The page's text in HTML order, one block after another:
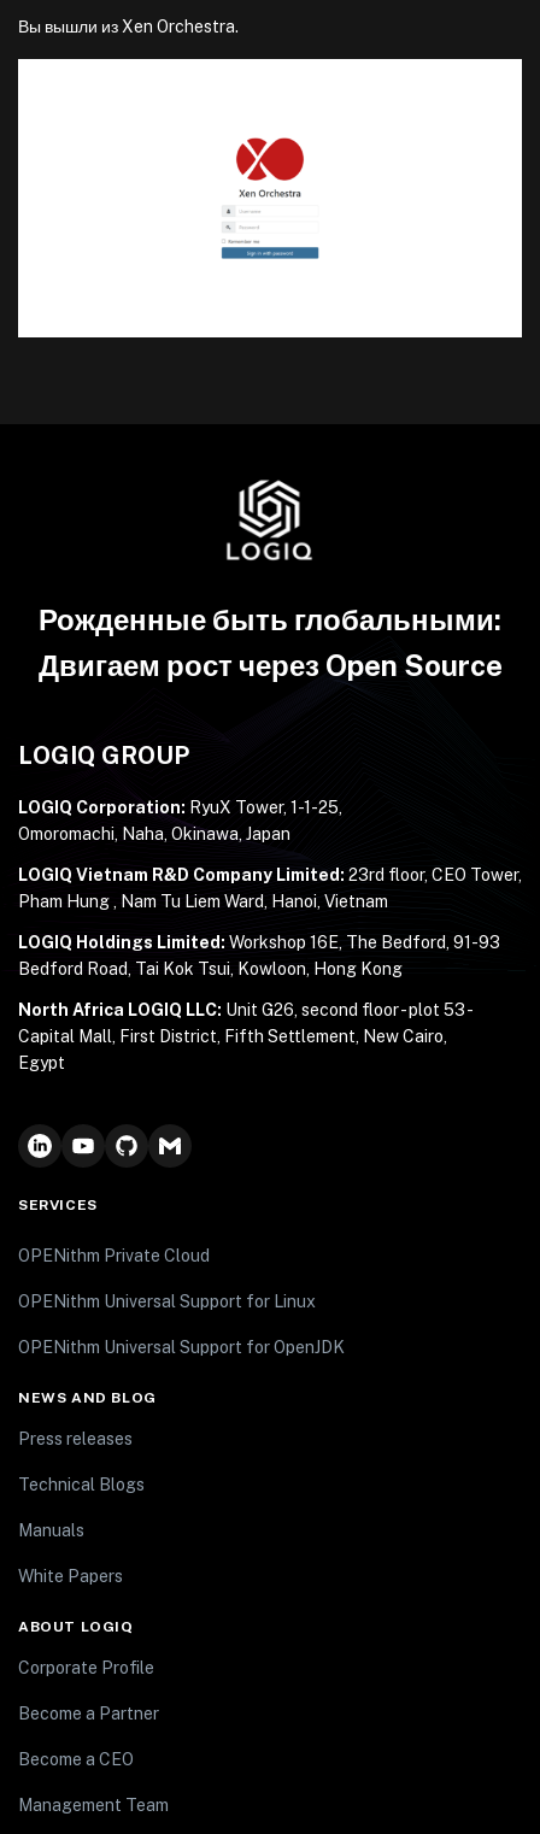
Вы вышли из Xen Orchestra.
Рожденные быть глобальными:
Двигаем рост через Open Source
LOGIQ GROUP
LOGIQ Corporation: RyuX Tower, 1-1-25,
Omoromachi, Naha, Okinawa, Japan
LOGIQ Vietnam R&D Company Limited: 23rd floor, CEO Tower,
Pham Hung , Nam Tu Liem Ward, Hanoi, Vietnam
LOGIQ Holdings Limited: Workshop 16E, The Bedford, 91-93
Bedford Road, Tai Kok Tsui, Kowloon, Hong Kong
North Africa LOGIQ LLC: Unit G26, second floor - plot 53 -
Capital Mall, First District, Fifth Settlement, New Cairo,
Egypt
SERVICES
OPENithm Private Cloud
OPENithm Universal Support for Linux
OPENithm Universal Support for OpenJDK
NEWS AND BLOG
Press releases
Technical Blogs
Manuals
White Papers
ABOUT LOGIQ
Corporate Profile
Become a Partner
Become a CEO
Management Team